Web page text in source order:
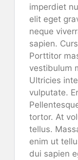
imperdiet
elit eget
neque
sapien.
Porttitor
vestibulum
Ultricies
vulputate.
tortor. At
tellus.
enim ut
dui sapien